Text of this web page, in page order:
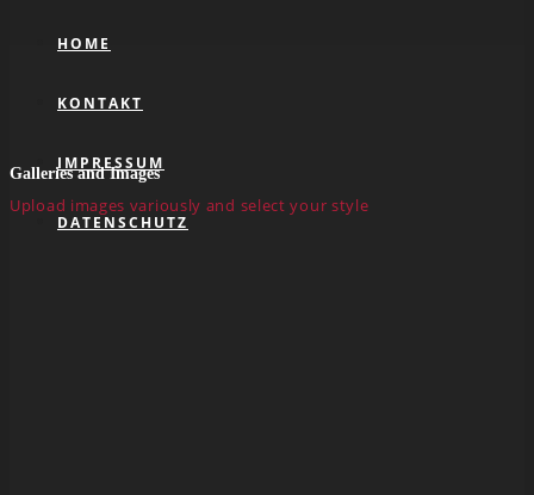
HOME
KONTAKT
IMPRESSUM
DATENSCHUTZ
Galleries and Images
Upload images variously and select your style